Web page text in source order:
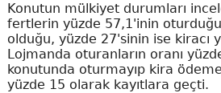
Konutun mülkiyet durumları
fertlerin yüzde 57,1'inin
olduğu, yüzde 27'sinin ise kiracı
Lojmanda oturanların oranı
konutunda oturmayıp kira
yüzde 15 olarak kayıtlara geçti.